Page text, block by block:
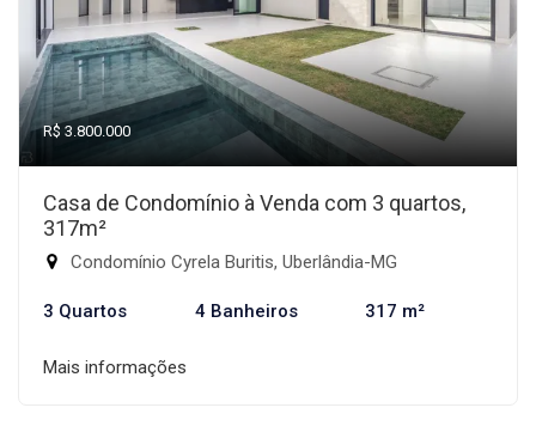
R$ 3.800.000
Casa de Condomínio à Venda com 3 quartos,
317m²
Condomínio Cyrela Buritis, Uberlândia-MG
3 Quartos 4 Banheiros 317 m²
Mais informações